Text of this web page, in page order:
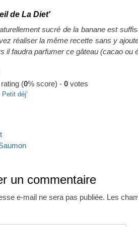
de La Diet'
sucré de la banane est
réaliser la même recette sans y
il faudra parfumer ce gâteau (cacao ou
(0% score) - 0 votes
Petit déj'
un commentaire
e-mail ne sera pas publiée. Les